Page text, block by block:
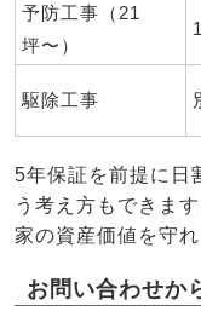
予防工事（21
坪〜）
駆除工事
5年保証を前提に日
う考え方もできま
家の資産価値を守れ
お問い合わせか